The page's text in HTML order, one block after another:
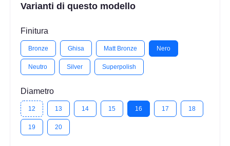
Varianti di questo modello
Finitura
Bronze Ghisa Matt Bronze Nero
Neutro Silver Superpolish
Diametro
12 13 14 15 16 17 18
19 20